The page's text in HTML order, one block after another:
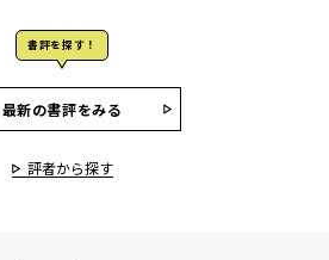
書評を探す！
最新の書評をみる
評者から探す